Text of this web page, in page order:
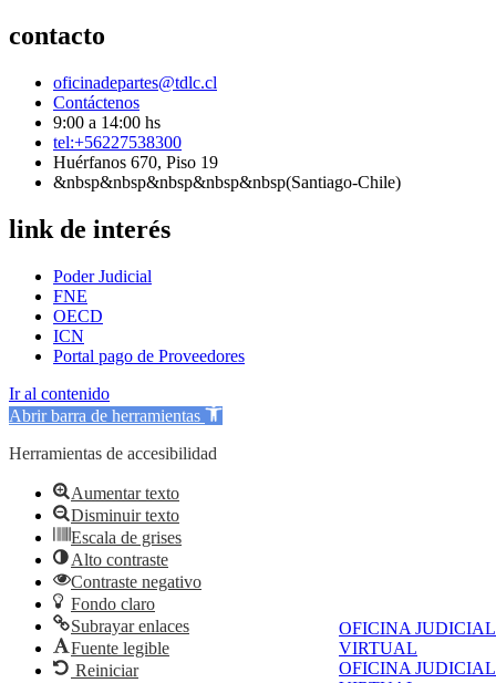
OFICINA JUDICIAL
VIRTUAL
OFICINA JUDICIAL
contacto
oficinadepartes@tdlc.cl
Contáctenos
9:00 a 14:00 hs
tel:+56227538300
Huérfanos 670, Piso 19
&nbsp&nbsp&nbsp&nbsp&nbsp(Santiago-Chile)
link de interés
Poder Judicial
FNE
OECD
ICN
Portal pago de Proveedores
Ir al contenido
Abrir barra de herramientas
Herramientas de accesibilidad
Aumentar texto
Disminuir texto
Escala de grises
Alto contraste
Contraste negativo
Fondo claro
Subrayar enlaces
Fuente legible
Reiniciar